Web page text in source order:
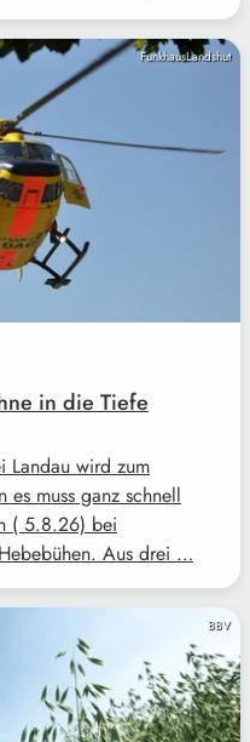
FunkhausLandshut
in die Tiefe
Landau wird zum
es muss ganz schnell
( 5.8.26) bei
Aus drei …
BBV